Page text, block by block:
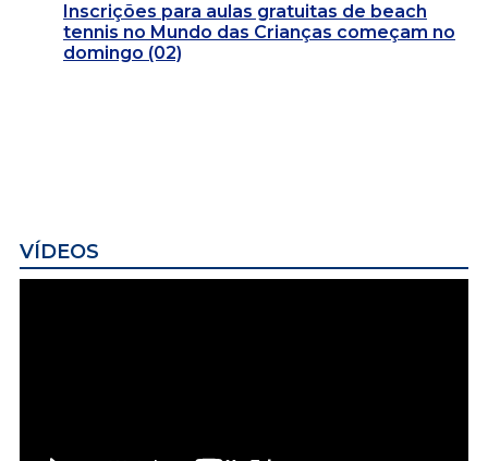
Inscrições para aulas gratuitas de beach
tennis no Mundo das Crianças começam no
domingo (02)
VÍDEOS